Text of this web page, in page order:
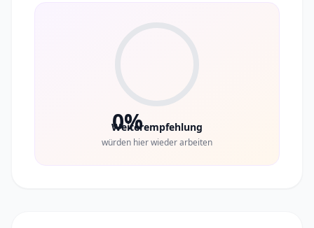
0%
Weiterempfehlung
würden hier wieder arbeiten